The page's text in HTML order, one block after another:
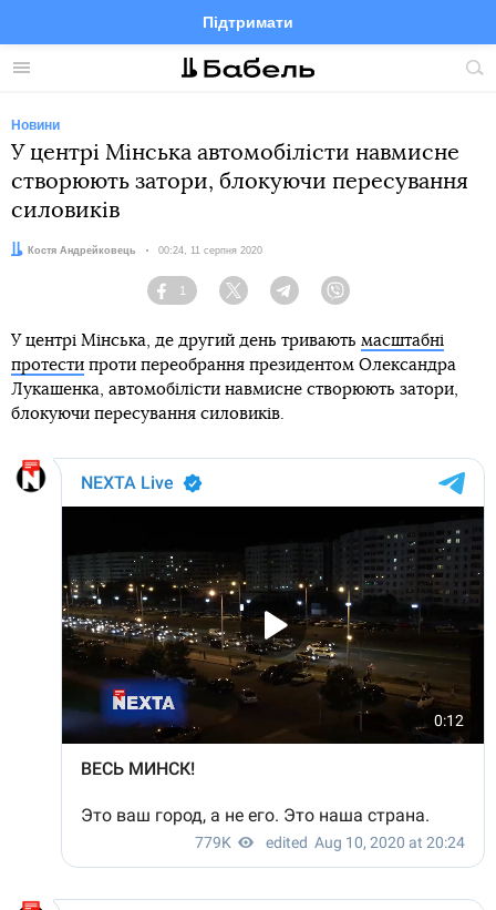
Меню
Підтримати
FacebookTelegramTwitter
Новини
У центрі Мінська автомобілісти навмисне
створюють затори, блокуючи пересування
силовиків
Автор:Костя Андрейковець Дата:
00:24, 11 серпня 2020
Facebook
1
Twitter TelegramViber
У центрі Мінська, де другий день тривають масштабні
протести проти переобрання президентом Олександра
Лукашенка, автомобілісти навмисне створюють затори,
блокуючи пересування силовиків.